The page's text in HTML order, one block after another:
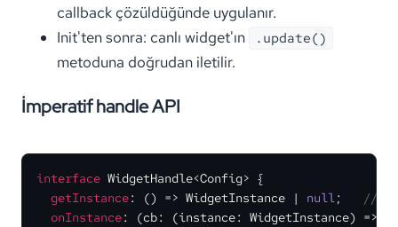
callback çözüldüğünde uygulanır.
Init'ten sonra: canlı widget'ın
.update()
metoduna doğrudan iletilir.
İmperatif handle API
interface WidgetHandle<Config> {
getInstance: () => WidgetInstance | null;
//
onInstance: (cb: (instance: WidgetInstance) =>